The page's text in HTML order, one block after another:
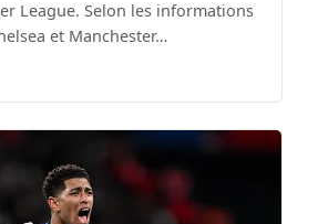
League. Selon les informations
et Manchester…